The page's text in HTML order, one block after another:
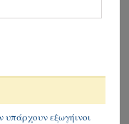
υπάρχουν εξωγήινοι